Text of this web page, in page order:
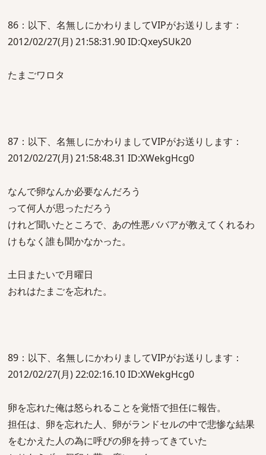
86：以下、名無しにかわりましてVIPがお送りします：
2012/02/27(月) 21:58:31.90 ID:QxeySUk20
たまごワロタ
87：以下、名無しにかわりましてVIPがお送りします：
2012/02/27(月) 21:58:48.31 ID:XWekgHcg0
なんで卵なんか必要なんだろう
って何人が思っただろう
けれど聞いたところで、あの性悪ババアが教えてくれるわ
けもなく誰も聞かなかった。
土日またいで月曜日
おれはたまごを忘れた。
89：以下、名無しにかわりましてVIPがお送りします：
2012/02/27(月) 22:02:16.10 ID:XWekgHcg0
卵を忘れた俺は怒られることを覚悟で担任に報告。
担任は、卵を忘れた人、卵がランドセルの中で悲惨な結果
をむかえた人の為に呼びの卵を持ってきていた